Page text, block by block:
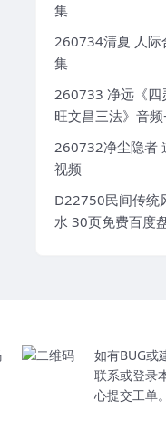
集
260734清夏 人际
集
260733 净远《四
旺文昌三法》音
260732净尘隐者
视频
D22750民间传统
水 30页免费百度
如有BUG或
联系或登录
心提交工单。